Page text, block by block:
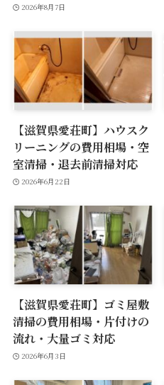
2026年8月7日
【滋賀県愛荘町】ハウスク
リーニングの費用相場・空
室清掃・退去前清掃対応
2026年6月22日
【滋賀県愛荘町】ゴミ屋敷
清掃の費用相場・片付けの
流れ・大量ゴミ対応
2026年6月3日